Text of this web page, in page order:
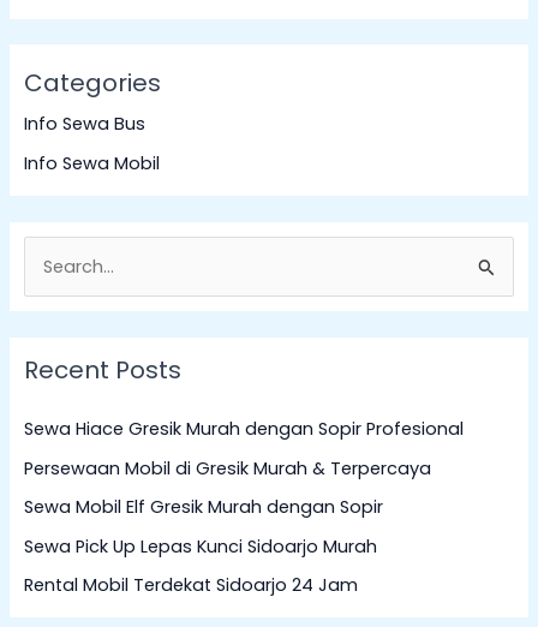
Categories
Info Sewa Bus
Info Sewa Mobil
e
a
r
f
o
r
:
Recent Posts
Sewa Hiace Gresik Murah dengan Sopir Profesional
Persewaan Mobil di Gresik Murah & Terpercaya
Sewa Mobil Elf Gresik Murah dengan Sopir
Sewa Pick Up Lepas Kunci Sidoarjo Murah
Rental Mobil Terdekat Sidoarjo 24 Jam